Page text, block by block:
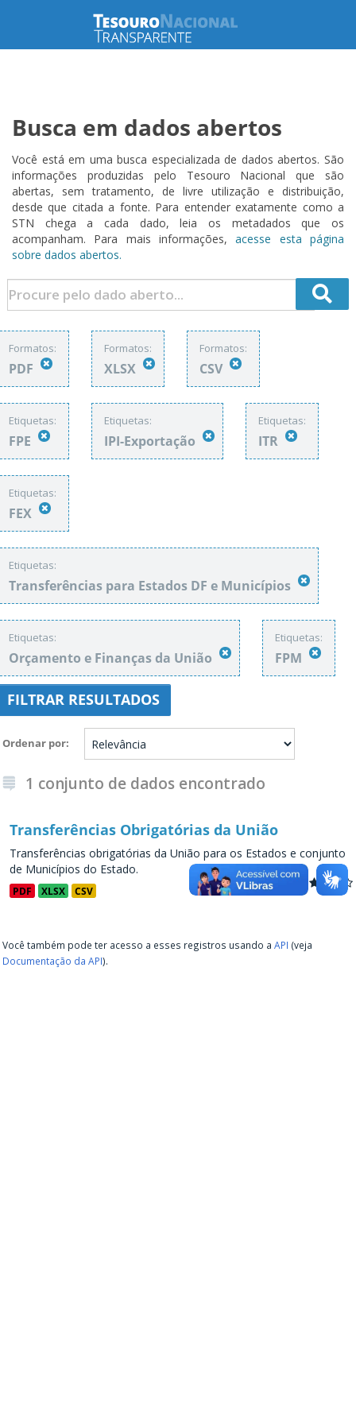
Busca em dados abertos
Você está em uma busca especializada de dados abertos. São
informações produzidas pelo Tesouro Nacional que são
abertas, sem tratamento, de livre utilização e distribuição,
desde que citada a fonte. Para entender exatamente como a
STN chega a cada dado, leia os metadados que os
acompanham. Para mais informações,acesse esta página
sobre dados abertos.
Formatos:
PDF
Formatos:
XLSX
Formatos:
CSV
Etiquetas:
FPE
Etiquetas:
IPI-Exportação
Etiquetas:
ITR
Etiquetas:
FEX
Etiquetas:
Transferências para Estados DF e Municípios
Etiquetas:
Orçamento e Finanças da União
Etiquetas:
FPM
FILTRAR RESULTADOS
Ordenar por
1 conjunto de dados encontrado
Transferências Obrigatórias da União
Transferências obrigatórias da União para os Estados e conjunto
de Municípios do Estado.
PDF XLSX CSV
Você também pode ter acesso a esses registros usando a API (veja
Documentação da API).